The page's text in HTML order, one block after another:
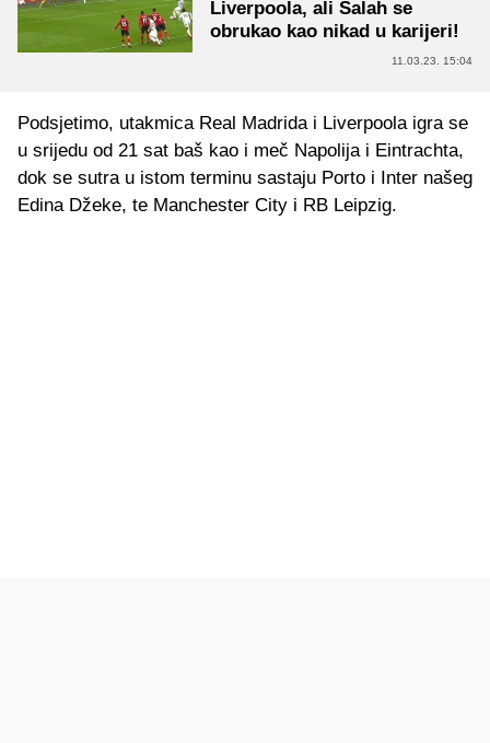
Liverpoola, ali Salah se
obrukao kao nikad u karijeri!
11.03.23. 15:04
Podsjetimo, utakmica Real Madrida i Liverpoola igra se
u srijedu od 21 sat baš kao i meč Napolija i Eintrachta,
dok se sutra u istom terminu sastaju Porto i Inter našeg
Edina Džeke, te Manchester City i RB Leipzig.